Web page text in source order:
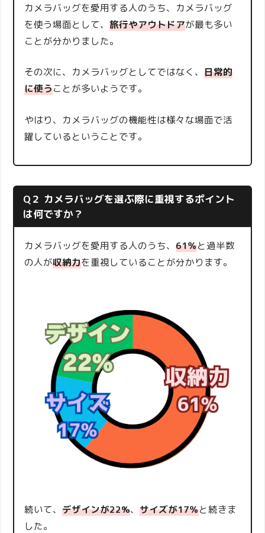
カメラバッグを愛用する人のうち、カメラバッグ
を使う場面として、旅行やアウトドアが最も多い
ことが分かりました。
その次に、カメラバッグとしてではなく、日常的
に使うことが多いようです。
やはり、カメラバッグの機能性は様々な場面で活
躍しているということです。
Q２ カメラバッグを選ぶ際に重視するポイント
は何ですか？
カメラバッグを愛用する人のうち、61％と過半数
の人が収納力を重視していることが分かります。
続いて、デザインが22%、サイズが17％と続きま
した。